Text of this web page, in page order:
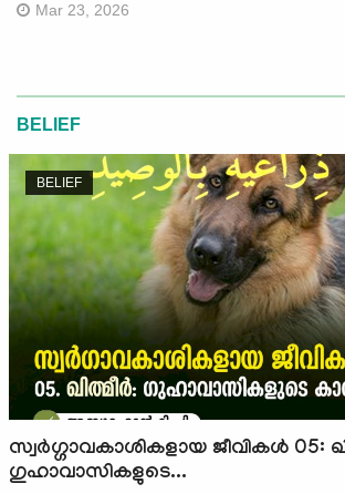
Mar 23, 2026
BELIEF
BELIEF
സ്വര്‍ഗ്ഗാവകാശികളായ ജീവികള്‍ 05:
ഗുഹാവാസികളുടെ...